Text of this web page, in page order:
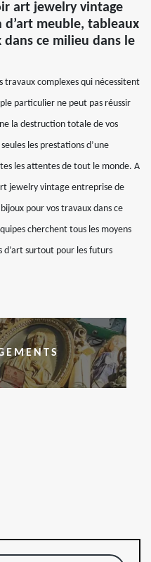
art jewelry vintage
meuble, tableaux
ce milieu dans le
travaux complexes qui nécessitent
particulier ne peut pas réussir
la destruction totale de vos
les prestations d’une
les attentes de tout le monde. A
jewelry vintage entreprise de
pour vos travaux dans ce
cherchent tous les moyens
d’art surtout pour les futurs